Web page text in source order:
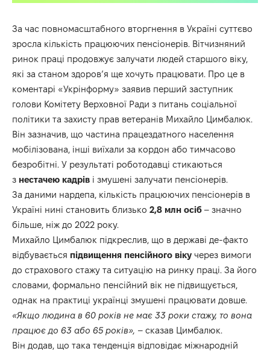
За час повномасштабного вторгнення в Україні суттєво
зросла кількість працюючих пенсіонерів. Вітчизняний
ринок праці продовжує залучати людей старшого віку,
які за станом здоров’я ще хочуть працювати. Про це в
коментарі «Укрінформу» заявив перший заступник
голови Комітету Верховної Ради з питань соціальної
політики та захисту прав ветеранів Михайло Цимбалюк.
Він зазначив, що частина працездатного населення
мобілізована, інші виїхали за кордон або тимчасово
безробітні. У результаті роботодавці стикаються
з нестачею кадрів і змушені залучати пенсіонерів.
За даними нардепа, кількість працюючих пенсіонерів в
Україні нині становить близько 2,8 млн осіб – значно
більше, ніж до 2022 року.
Михайло Цимбалюк підкреслив, що в державі де-факто
відбувається підвищення пенсійного віку через вимоги
до страхового стажу та ситуацію на ринку праці. За його
словами, формально пенсійний вік не підвищується,
однак на практиці українці змушені працювати довше.
«Якщо людина в 60 років не має 33 роки стажу, то вона
працює до 63 або 65 років», – сказав Цимбалюк.
Він додав, що така тенденція відповідає міжнародній